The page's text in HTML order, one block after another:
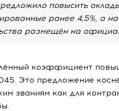
повысить
ранее 4,5%, а
размещён на
коэффициент
Это предложение
званиям как для